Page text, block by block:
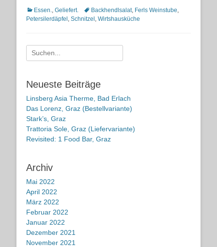
Kategorien
Essen. Geliefert. Schlagworte
Backhendlsalat, Ferls Weinstube
Petersilerdäpfel Schnitzel Wirtshausküche
Suche
nach:
Neueste Beiträge
Linsberg Asia Therme, Bad Erlach
Das Lorenz, Graz (Bestellvariante)
Stark’s, Graz
Trattoria Sole, Graz (Liefervariante)
Revisited: 1 Food Bar, Graz
Archiv
Mai 2022
April 2022
März 2022
Februar 2022
Januar 2022
Dezember 2021
November 2021